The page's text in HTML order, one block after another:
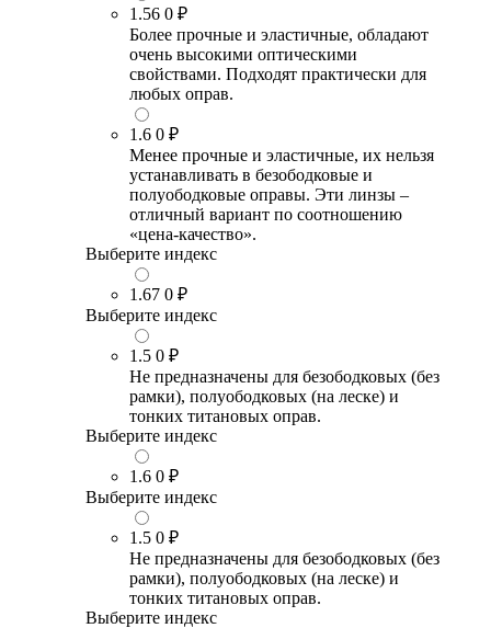
1.56 0 ₽
Более прочные и эластичные, обладают
очень высокими оптическими
свойствами. Подходят практически для
любых оправ.
1.6 0 ₽
Менее прочные и эластичные, их нельзя
устанавливать в безободковые и
полуободковые оправы. Эти линзы –
отличный вариант по соотношению
«цена-качество».
Выберите индекс
1.67 0 ₽
Выберите индекс
1.5 0 ₽
Не предназначены для безободковых (без
рамки), полуободковых (на леске) и
тонких титановых оправ.
Выберите индекс
1.6 0 ₽
Выберите индекс
1.5 0 ₽
Не предназначены для безободковых (без
рамки), полуободковых (на леске) и
тонких титановых оправ.
Выберите индекс